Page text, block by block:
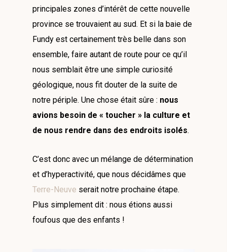
principales zones d’intérêt de cette nouvelle
province se trouvaient au sud. Et si la baie de
Fundy est certainement très belle dans son
ensemble, faire autant de route pour ce qu’il
nous semblait être une simple curiosité
géologique, nous fit douter de la suite de
notre périple. Une chose était sûre : nous
avions besoin de « toucher » la culture et
de nous rendre dans des endroits isolés.
C’est donc avec un mélange de détermination
et d’hyperactivité, que nous décidâmes que
Terre-Neuve serait notre prochaine étape.
Plus simplement dit : nous étions aussi
foufous que des enfants !